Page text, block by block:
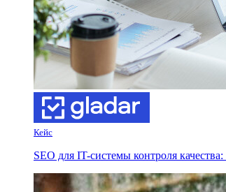
Кейс
SEO для IT-системы контроля